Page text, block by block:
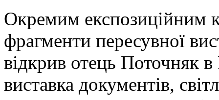
Окремим експозиційним
фрагменти пересувної
відкрив отець Поточняк
виставка документів,